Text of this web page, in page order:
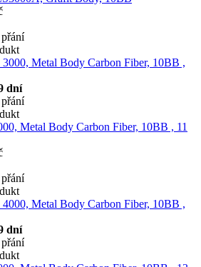
dní
Metal Body Carbon Fiber, 10BB , 11
dní